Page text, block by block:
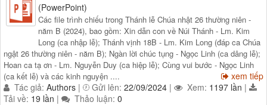
(PowerPoint)
Các file trình chiếu trong Thánh lễ Chúa nhật 26 thường niên -
năm B (2024), bao gồm: Xin dẫn con về Núi Thánh - Lm. Kim
Long (ca nhập lễ); Thánh vịnh 18B - Lm. Kim Long (đáp ca Chúa
ngật 26 thường niên - năm B); Ngàn lời chúc tụng - Ngọc Linh (ca dâng lễ);
Hoan ca tạ ơn - Lm. Nguyễn Duy (ca hiệp lễ); Cùng vui bước - Ngọc Linh
(ca kết lễ) và các kinh nguyện ....
xem tiếp
Tác giả: Authors | Gửi lên: 22/09/2024 | Xem: 1197 lần |
Tải về: 19 lần | Thảo luận: 0